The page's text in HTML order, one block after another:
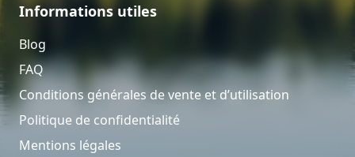
Informations utiles
Blog
FAQ
Conditions générales de vente et d’utilisation
Politique de confidentialité
Mentions légales